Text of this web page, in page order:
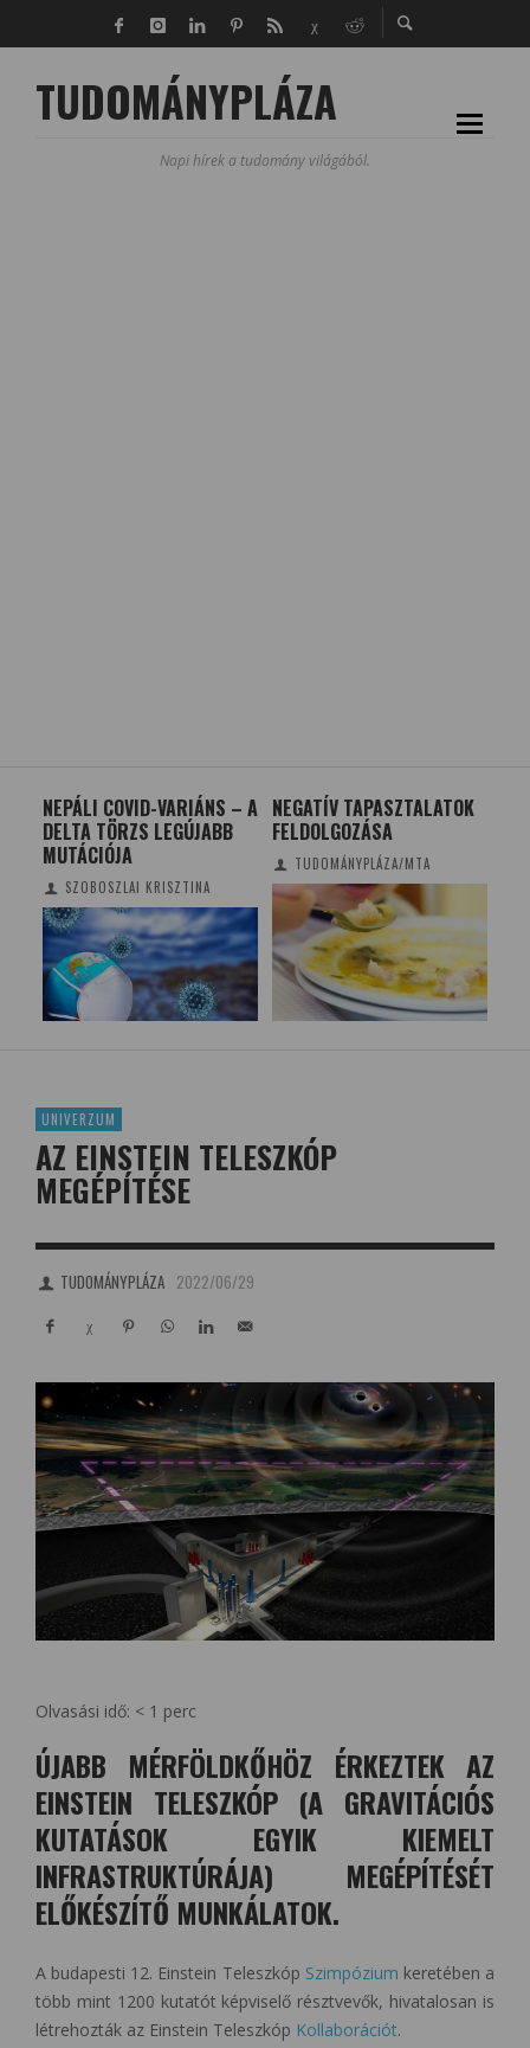
TUDOMÁNYPLÁZA
Napi hírek a tudomány világából.
NEPÁLI COVID-VARIÁNS – A
DELTA TÖRZS LEGÚJABB
MUTÁCIÓJA
SZOBOSZLAI KRISZTINA
NEGATÍV TAPASZTALATOK
FELDOLGOZÁSA
TUDOMÁNYPLÁZA/MTA
UNIVERZUM
AZ EINSTEIN TELESZKÓP
MEGÉPÍTÉSE
TUDOMÁNYPLÁZA 2022/06/29
Olvasási idő: < 1 perc
ÚJABB MÉRFÖLDKŐHÖZ ÉRKEZTEK AZ
EINSTEIN TELESZKÓP (A GRAVITÁCIÓS
KUTATÁSOK EGYIK KIEMELT
INFRASTRUKTÚRÁJA) MEGÉPÍTÉSÉT
ELŐKÉSZÍTŐ MUNKÁLATOK.
A budapesti 12. Einstein Teleszkóp Szimpózium keretében a
több mint 1200 kutatót képviselő résztvevők, hivatalosan is
létrehozták az Einstein Teleszkóp Kollaborációt.